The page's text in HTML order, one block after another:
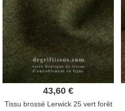
43,60 €
Tissu brossé Lerwick 25 vert forêt